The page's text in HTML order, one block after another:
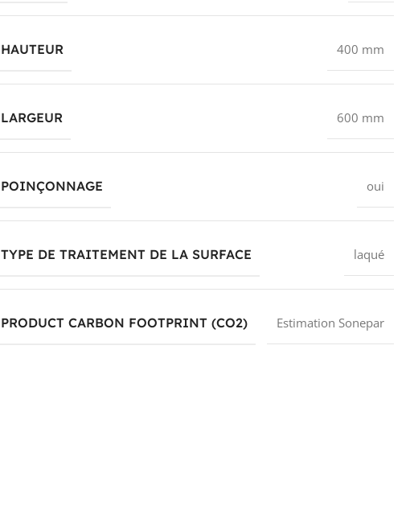
HAUTEUR 400 mm
LARGEUR 600 mm
POINÇONNAGE oui
TYPE DE TRAITEMENT DE LA SURFACE laqué
PRODUCT CARBON FOOTPRINT (CO2) Estimation Sonepar